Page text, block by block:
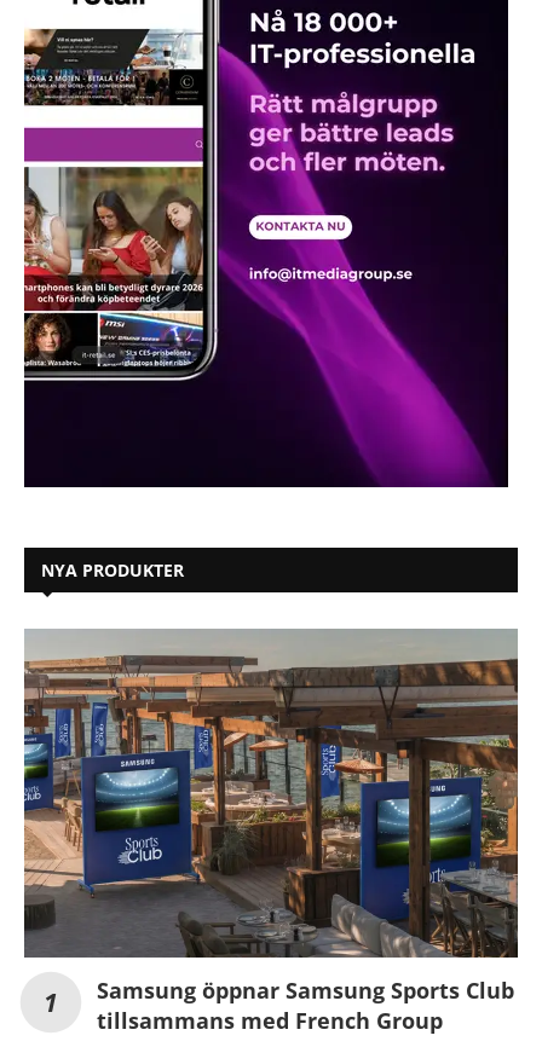
NYA PRODUKTER
Samsung öppnar Samsung Sports Club
tillsammans med French Group